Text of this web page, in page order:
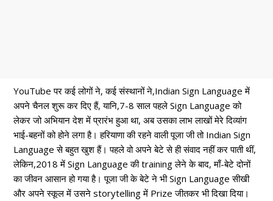
YouTube पर कई लोगों ने, कई संस्थानों ने,Indian Sign Language में
अपने चैनल शुरू कर दिए हैं, यानि,7-8 साल पहले Sign Language को
लेकर जो अभियान देश में प्रारंभ हुआ था, अब उसका लाभ लाखों मेरे दिव्यांग
भाई-बहनों को होने लगा है। हरियाणा की रहने वाली पूजा जी तो Indian Sign
Language से बहुत खुश हैं। पहले वो अपने बेटे से ही संवाद नहीं कर पाती थीं,
लेकिन,2018 में Sign Language की training लेने के बाद, माँ-बेटे दोनों
का जीवन आसान हो गया है। पूजा जी के बेटे ने भी Sign Language सीखी
और अपने स्कूल में उसने storytelling में Prize जीतकर भी दिखा दिया।